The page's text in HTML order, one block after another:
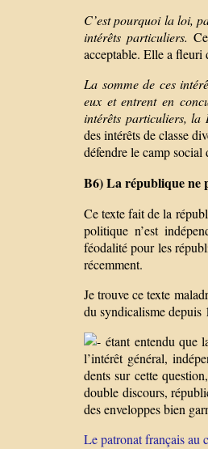
C’est pourquoi la loi,
intérêts particuliers.
acceptable. Elle a fleuri
La somme de ces
eux et entrent en
intérêts particuliers, la
des intérêts de classe
défendre le camp social
B6) La république ne
Ce texte fait de la
politique n’est
féodalité pour les
récemment.
Je trouve ce texte
du syndicalisme depuis
étant entendu que
l’intérêt général,
dents sur cette
double discours,
des enveloppes bien
Le patronat français au